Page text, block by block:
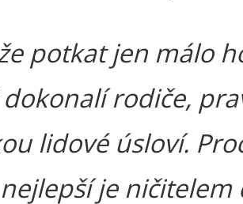
potkat jen málo
dokonalí rodiče,
lidové úsloví.
je